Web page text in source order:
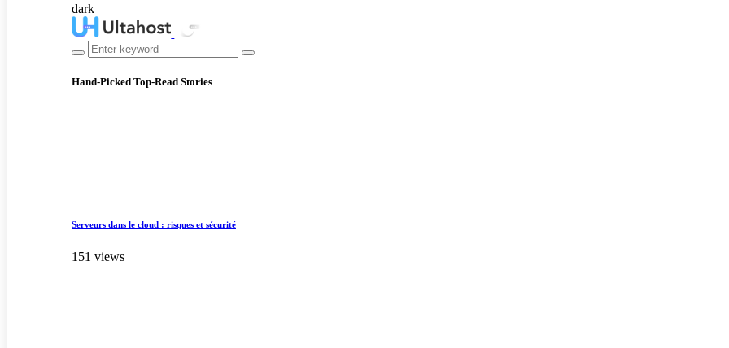
dark
Hand-Picked Top-Read Stories
Serveurs dans le cloud : risques et sécurité
151 views